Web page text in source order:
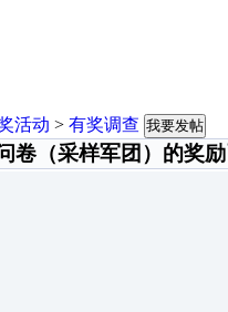
活动 > 有奖调查 我要发帖
卷（采样军团）的奖